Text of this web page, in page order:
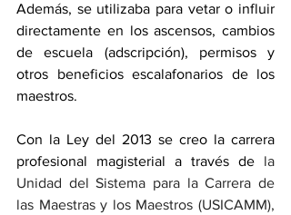
Además, se utilizaba para vetar o influir
directamente en los ascensos, cambios
de escuela (adscripción), permisos y
otros beneficios escalafonarios de los
maestros.
Con la Ley del 2013 se creo la carrera
profesional magisterial a través de la
Unidad del Sistema para la Carrera de
las Maestras y los Maestros (USICAMM),